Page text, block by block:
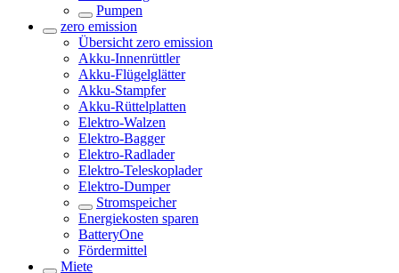
Pumpen
zero emission
Übersicht zero emission
Akku-Innenrüttler
Akku-Flügelglätter
Akku-Stampfer
Akku-Rüttelplatten
Elektro-Walzen
Elektro-Bagger
Elektro-Radlader
Elektro-Teleskoplader
Elektro-Dumper
Stromspeicher
Energiekosten sparen
BatteryOne
Fördermittel
Miete